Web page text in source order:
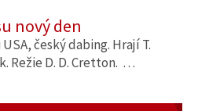
nový den
český dabing. Hrají T.
Režie D. D. Cretton. …